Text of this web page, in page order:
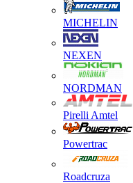
MICHELIN
NEXEN
NORDMAN
Pirelli Amtel
Powertrac
Roadcruza